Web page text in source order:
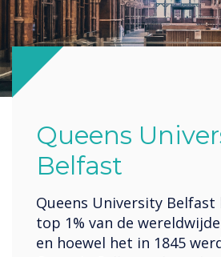
Queens
Belfast
Queens University
top 1% van de
en hoewel het in 1845